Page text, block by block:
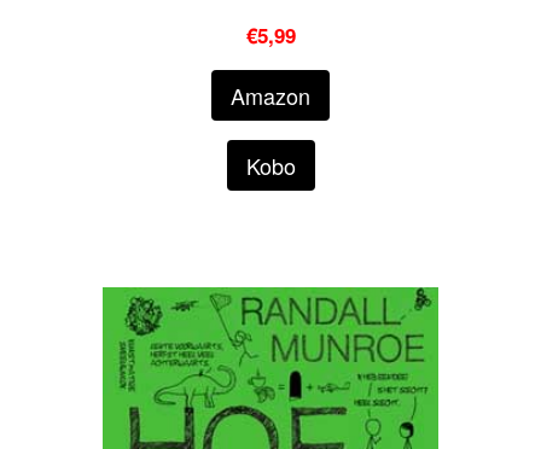
€5,99
Amazon
Kobo